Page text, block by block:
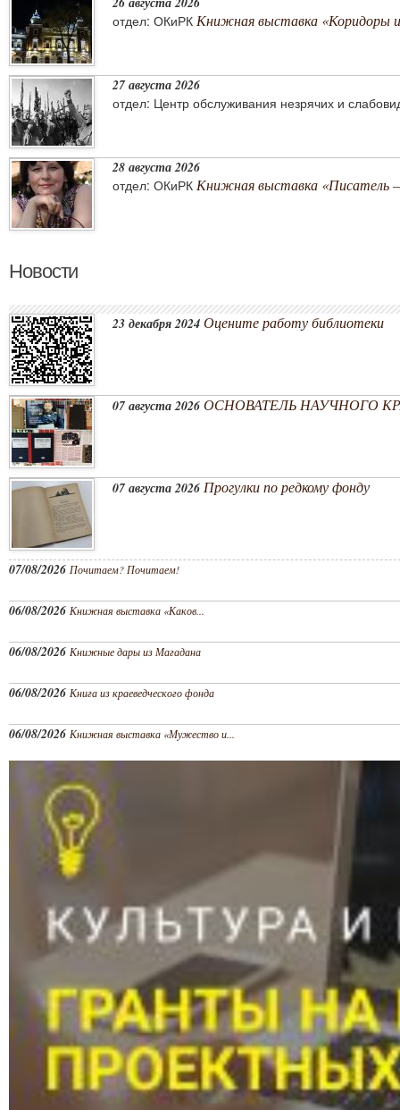
отдел: ОКиРК Книжная выставка «Коридоры
27 августа 2026
отдел: Центр обслуживания незрячих и
28 августа 2026
отдел: ОКиРК Книжная выставка «Писатель
Новости
23 декабря 2024 Оцените работу библиотеки
07 августа 2026 ОСНОВАТЕЛЬ НАУЧНОГО
07 августа 2026 Прогулки по редкому фонду
07/08/2026 Почитаем? Почитаем!
06/08/2026 Книжная выставка «Каков...
06/08/2026 Книжные дары из Магадана
06/08/2026 Книга из краеведческого фонда
06/08/2026 Книжная выставка «Мужество и...